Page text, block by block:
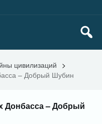
цивилизаций
>
– Добрый Шубин
Донбасса – Добрый